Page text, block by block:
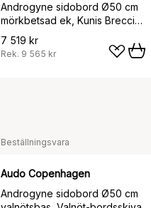
Androgyne sidobord Ø50 cm
mörkbetsad ek, Kunis Breccia-
bordsskiva
7 519 kr
Rek. 9 565 kr
Beställningsvara
Audo Copenhagen
Androgyne sidobord Ø50 cm